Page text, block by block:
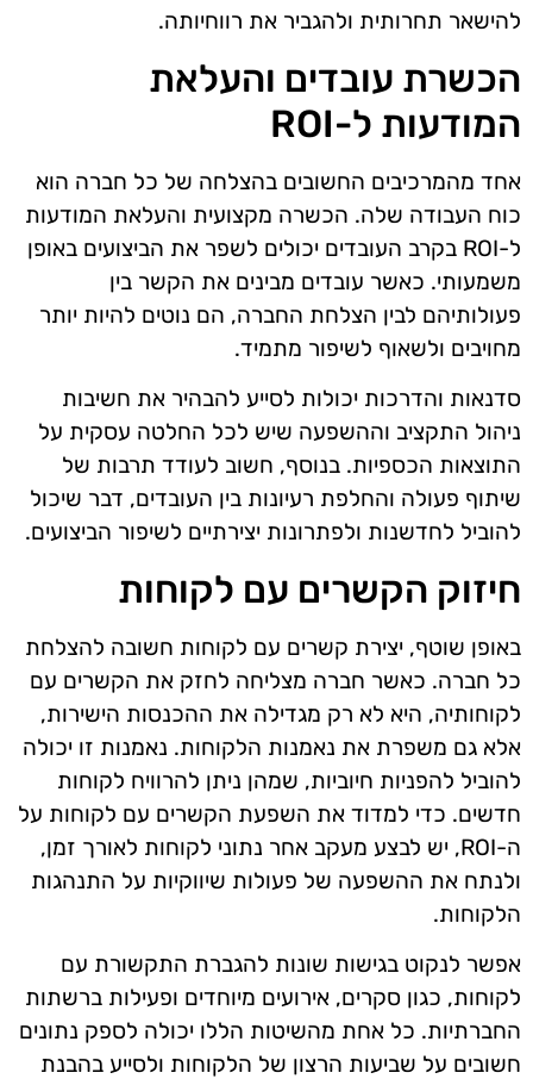
להישאר תחרותית ולהגביר את רווחיותה.
הכשרת עובדים והעלאת
המודעות ל-ROI
אחד מהמרכיבים החשובים בהצלחה של כל חברה הוא
כוח העבודה שלה. הכשרה מקצועית והעלאת המודעות
ל-ROI בקרב העובדים יכולים לשפר את הביצועים באופן
משמעותי. כאשר עובדים מבינים את הקשר בין
פעולותיהם לבין הצלחת החברה, הם נוטים להיות יותר
מחויבים ולשאוף לשיפור מתמיד.
סדנאות והדרכות יכולות לסייע להבהיר את חשיבות
ניהול התקציב וההשפעה שיש לכל החלטה עסקית על
התוצאות הכספיות. בנוסף, חשוב לעודד תרבות של
שיתוף פעולה והחלפת רעיונות בין העובדים, דבר שיכול
להוביל לחדשנות ולפתרונות יצירתיים לשיפור הביצועים.
חיזוק הקשרים עם לקוחות
באופן שוטף, יצירת קשרים עם לקוחות חשובה להצלחת
כל חברה. כאשר חברה מצליחה לחזק את הקשרים עם
לקוחותיה, היא לא רק מגדילה את ההכנסות הישירות,
אלא גם משפרת את נאמנות הלקוחות. נאמנות זו יכולה
להוביל להפניות חיוביות, שמהן ניתן להרוויח לקוחות
חדשים. כדי למדוד את השפעת הקשרים עם לקוחות על
ה-ROI, יש לבצע מעקב אחר נתוני לקוחות לאורך זמן,
ולנתח את ההשפעה של פעולות שיווקיות על התנהגות
הלקוחות.
אפשר לנקוט בגישות שונות להגברת התקשורת עם
לקוחות, כגון סקרים, אירועים מיוחדים ופעילות ברשתות
החברתיות. כל אחת מהשיטות הללו יכולה לספק נתונים
חשובים על שביעות הרצון של הלקוחות ולסייע בהבנת